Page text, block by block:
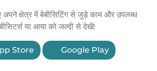
अपने क्षेत्र में बेबीसिटिंग से जुड़े काम और उपलब्ध
या आया को जल्दी से देखें!
Store Google Play